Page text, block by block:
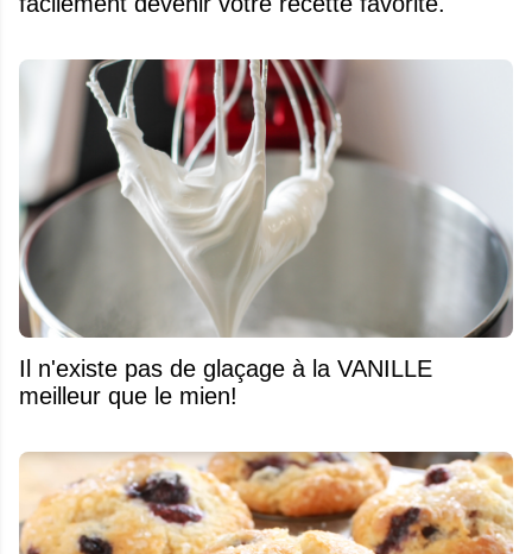
Il n'existe pas de glaçage à la VANILLE
meilleur que le mien!